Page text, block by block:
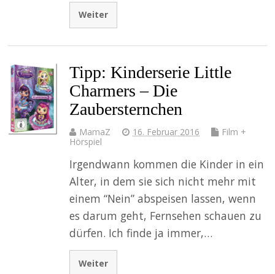
Weiter
Tipp: Kinderserie Little
Charmers – Die
Zaubersternchen
MamaZ 16. Februar 2016
Film +
Hörspiel
Irgendwann kommen die Kinder in ein
Alter, in dem sie sich nicht mehr mit
einem “Nein” abspeisen lassen, wenn
es darum geht, Fernsehen schauen zu
dürfen. Ich finde ja immer,…
Weiter